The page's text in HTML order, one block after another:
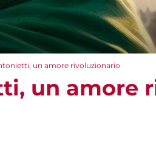
un amore rivoluzionario
un amore